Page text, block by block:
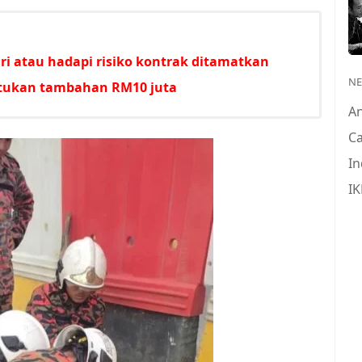
atau hadapi risiko kontrak ditamatkan
tambahan RM10 juta